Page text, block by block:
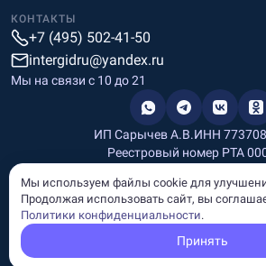
КОНТАКТЫ
+7 (495) 502-41-50
intergidru@yandex.ru
Мы на связи c 10 до 21
ИП Сарычев А.В.ИНН
Реестровый номер РТА
Информация, размещённая на сайте,
характер и не является рекламой и
Мы используем файлы cookie для
Продолжая использовать сайт, вы
Политики конфиденциальности.
Принять